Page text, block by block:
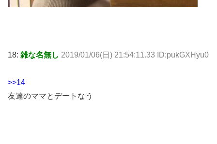
18: 雑な名無し 2019/01/06(日) 21:54:11.33 ID:pukGXHyu0
>>14
友達のママとデートなう